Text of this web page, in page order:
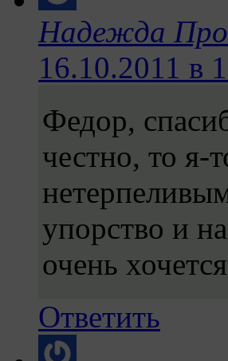
Надежда
16.10.2011 в
Федор,
честно, то я-
упорство и
очень
Ответить